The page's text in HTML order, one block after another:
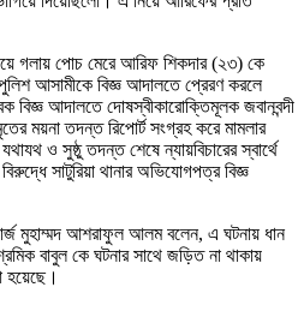
গলায় পোচ মেরে আরিফ শিকদার (২৩) কে
আসামীকে বিজ্ঞ আদালতে প্রেরণ করলে
বিজ্ঞ আদালতে দোষস্বীকারোক্তিমূলক জবানবন্দী
ময়না তদন্ত রিপোর্ট সংগ্রহ করে মামলার
ও সুষ্ঠু তদন্ত শেষে ন্যায়বিচারের স্বার্থে
সাটুরিয়া থানার অভিযোগপত্র বিজ্ঞ
মুহাম্মদ আশরাফুল আলম বলেন, এ ঘটনায় ধান
বাবুল কে ঘটনার সাথে জড়িত না থাকায়
হয়েছে।